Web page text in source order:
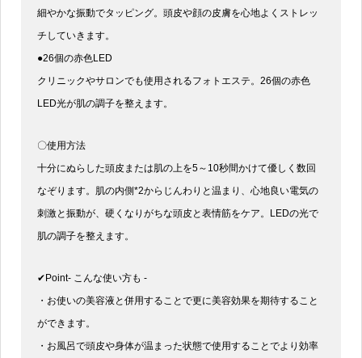
細やかな振動でタッピング。頭皮や顔の皮膚を心地よくストレッ
チしていきます。
●26個の赤色LED
クリニックやサロンでも使用されるフォトエステ。26個の赤色
LED光が肌の調子を整えます。
〇使用方法
十分にぬらした頭皮または肌の上を5～10秒間かけて優しく数回
なぞります。肌の内側*2からじんわりと温まり、心地良い電気の
刺激と振動が、硬くなりがちな頭皮と表情筋をケア。LEDの光で
肌の調子を整えます。
✔Point- こんな使い方も -
・お使いの美容液と併用することで更に美容効果を期待すること
ができます。
・お風呂で頭皮や身体が温まった状態で使用することでより効率